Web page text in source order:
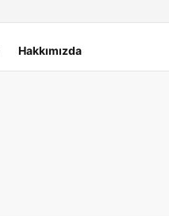
Hakkımızda